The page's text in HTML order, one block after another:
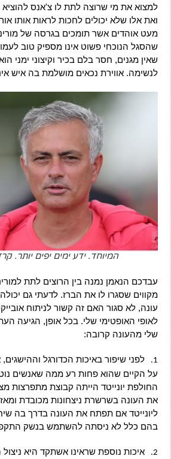
למצוא את מי שרוצה לתת לו צ'אנס להוציא
ואת אלו שלא יכולים לחכות לראות אותו
מעט אוהדים אשר תומכים בגרסה של
שהסגל הנוכחי פשוט אינו מספיק טוב
שאין מגנים, חסר בלם בכיר וקיצוני ימני
לנשימה. אווירת נכאים מושלמת בה איש
המיוחד. ידע ימים יפים יותר.
עבדכם הנאמן נמנה בין הרוצים לתת
מקווים שסגרו לו את הברז. לדעתי גם
עונה, לא סגור האם זה קשור לניתוח
לאופי האופטימי שלי. בכל אופן, הגיעה
שלי מהעונה קרובה:
1.
לפני שיפור באיכות הכדורגל
על הקיים שהוא פחות רע ממה שאנשים
החולפת יונייטד הייתה קבוצת מתפרצות
את העונה בשרשרת ניצחונות מכובדת
ליונייטד אם תפתח את העונה בדרך בה
בהם כלל לא ניסתה להשתמש בנשק
2.
איכות נוספת שראינו אשתקד היא